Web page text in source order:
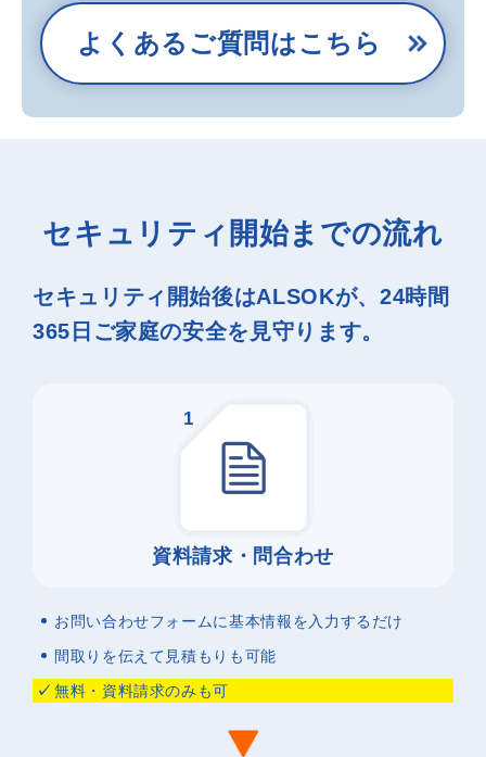
よくあるご質問はこちら
セキュリティ開始までの流れ
セキュリティ開始後はALSOKが、24時間
365日ご家庭の安全を見守ります。
1
資料請求・問合わせ
お問い合わせフォームに基本情報を入力するだけ
間取りを伝えて見積もりも可能
無料・資料請求のみも可